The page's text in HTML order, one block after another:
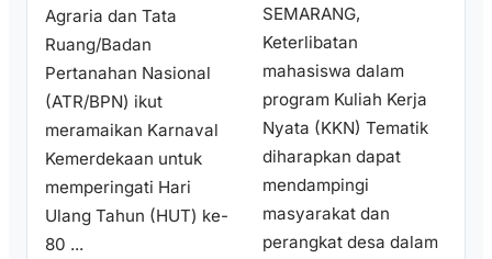
Agraria dan Tata
Ruang/Badan
Pertanahan Nasional
(ATR/BPN) ikut
meramaikan Karnaval
Kemerdekaan untuk
memperingati Hari
Ulang Tahun (HUT) ke-
80 ...
SEMARANG,
Keterlibatan
mahasiswa dalam
program Kuliah Kerja
Nyata (KKN) Tematik
diharapkan dapat
mendampingi
masyarakat dan
perangkat desa dalam